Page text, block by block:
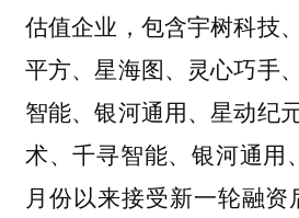
估值企业，包含宇树科技
平方、星海图、灵心巧手
智能、银河通用、星动纪
术、千寻智能、银河通用
月份以来接受新一轮融资